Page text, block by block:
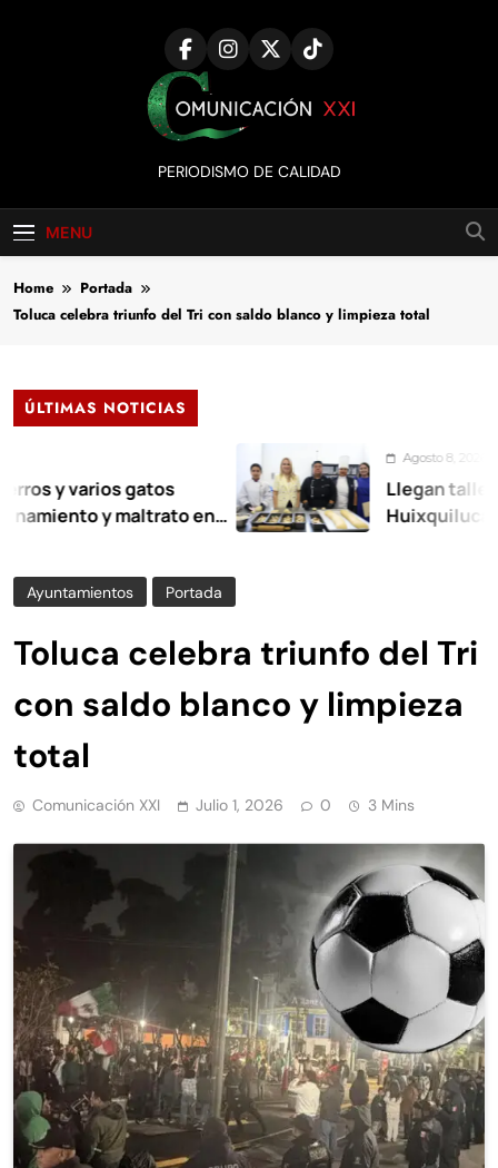
Comunicación
XXI
PERIODISMO DE CALIDAD
MENU
Home
Portada
Toluca celebra triunfo del Tri con saldo blanco y limpieza total
ÚLTIMAS NOTICIAS
varios gatos
y maltrato en
Agosto 8, 2026
Llegan talleres de
Huixquilucan
Ayuntamientos Portada
Toluca celebra triunfo del Tri
con saldo blanco y limpieza
total
Comunicación XXI Julio 1, 2026 0 3 Mins